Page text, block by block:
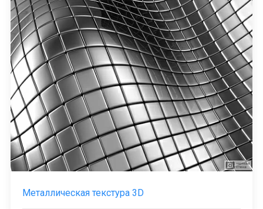
Металлическая текстура 3D